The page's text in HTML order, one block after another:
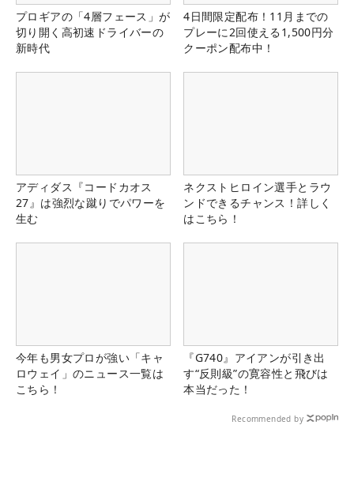
プロギアの「4層フェース」が
切り開く高初速ドライバーの
新時代
4日間限定配布！11月までの
プレーに2回使える1,500円分
クーポン配布中！
アディダス『コードカオス
27』は強烈な蹴りでパワーを
生む
ネクストヒロイン選手とラウ
ンドできるチャンス！詳しく
はこちら！
今年も男女プロが強い「キャ
ロウェイ」のニュース一覧は
こちら！
『G740』アイアンが引き出
す“反則級”の寛容性と飛びは
本当だった！
Recommended by